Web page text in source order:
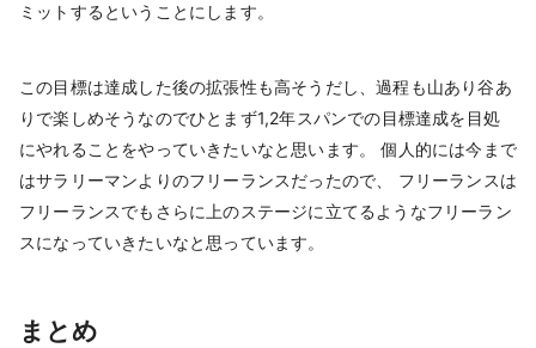
ミットするということにします。
この目標は達成した後の拡張性も高そうだし、過程も山あり谷あ
りで楽しめそうなのでひとまず1,2年スパンでの目標達成を目処
にやれることをやっていきたいなと思います。 個人的には今まで
はサラリーマンよりのフリーランスだったので、 フリーランスは
フリーランスでもさらに上のステージに立てるようなフリーラン
スになっていきたいなと思っています。
まとめ